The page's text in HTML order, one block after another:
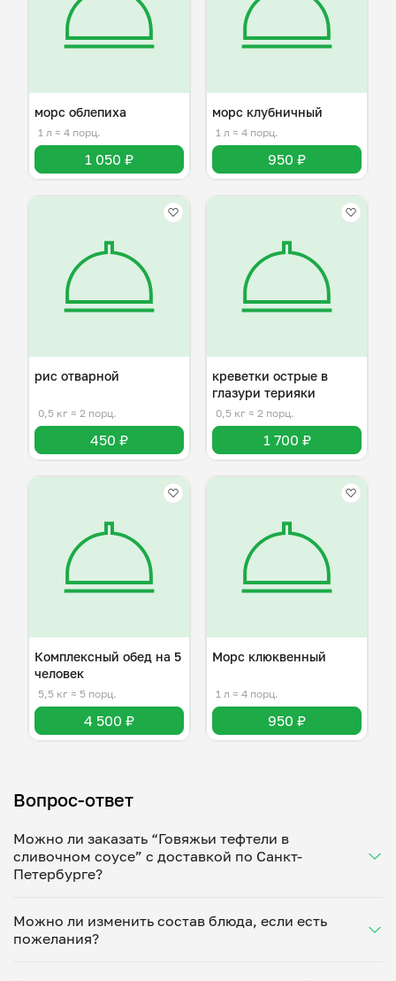
морс облепиха
1 л ≈ 4 порц.
1 050 ₽
морс клубничный
1 л ≈ 4 порц.
950 ₽
рис отварной
0,5 кг ≈ 2 порц.
450 ₽
креветки острые в
глазури терияки
0,5 кг ≈ 2 порц.
1 700 ₽
Комплексный обед на 5
человек
5,5 кг ≈ 5 порц.
4 500 ₽
Морс клюквенный
1 л ≈ 4 порц.
950 ₽
Вопрос-ответ
Можно ли заказать “Говяжьи тефтели в
сливочном соусе” с доставкой по Санкт-
Петербурге?
Укажите удобное время — и получите свежее
домашнее блюдо в большой порции прямо с плиты.
минут. Статус заказа отслеживайте в личном
Можно ли изменить состав блюда, если есть
пожелания?